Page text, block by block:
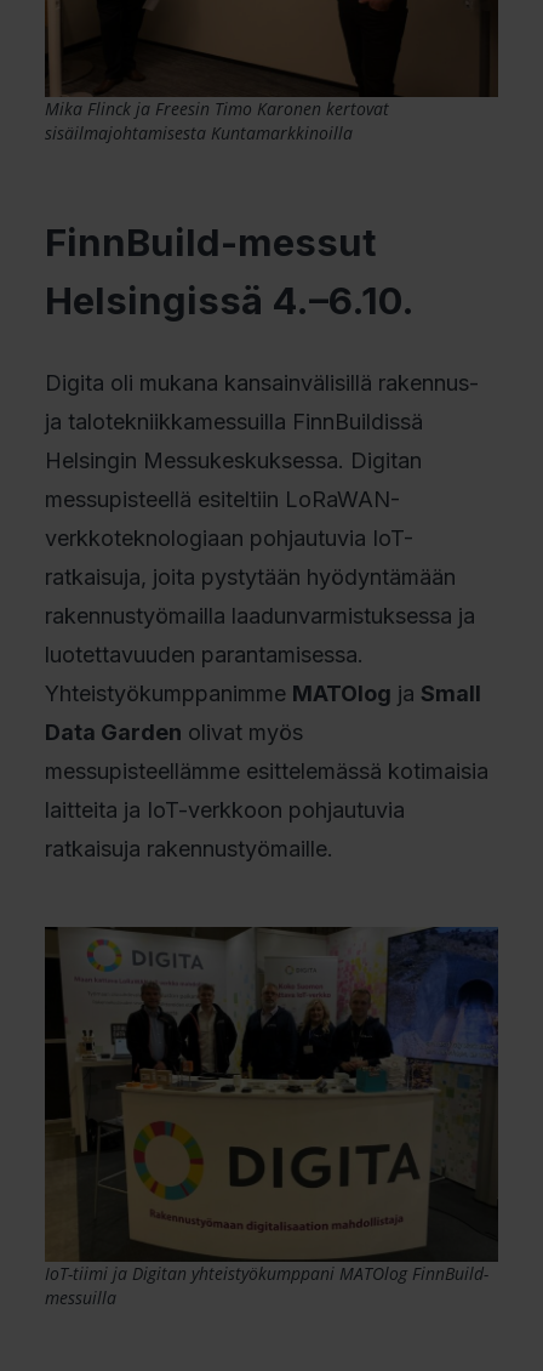
Mika Flinck ja Freesin Timo Karonen kertovat
sisäilmajohtamisesta Kuntamarkkinoilla
FinnBuild-messut
Helsingissä 4.–6.10.
Digita oli mukana kansainvälisillä rakennus-
ja talotekniikkamessuilla FinnBuildissä
Helsingin Messukeskuksessa. Digitan
messupisteellä esiteltiin LoRaWAN-
verkkoteknologiaan pohjautuvia IoT-
ratkaisuja, joita pystytään hyödyntämään
rakennustyömailla laadunvarmistuksessa ja
luotettavuuden parantamisessa.
Yhteistyökumppanimme MATOlog ja Small
Data Garden olivat myös
messupisteellämme esittelemässä kotimaisia
laitteita ja IoT-verkkoon pohjautuvia
ratkaisuja rakennustyömaille.
IoT-tiimi ja Digitan yhteistyökumppani MATOlog FinnBuild-
messuilla